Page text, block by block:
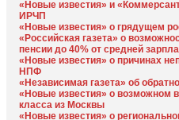
«Новые известия» и
ИРЧП
«Новые известия» о грядущем
«Российская газета» о
пенсии до 40% от средней
«Новые известия» о причинах
НПФ
«Независимая газета» об
«Новые известия» о возможном
класса из Москвы
«Новые известия» о